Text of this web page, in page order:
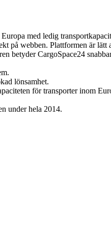
med ledig
på webben. Plattformen är
betyder CargoSpace24
lönsamhet.
för transporter inom
under hela 2014.